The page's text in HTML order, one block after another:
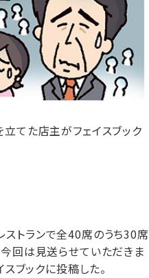
てた店主がフェイスブック
トランで全40席のうち30席
回は見送らせていただきま
スブックに投稿した。